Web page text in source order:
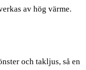
av hög värme.
och takljus, så en